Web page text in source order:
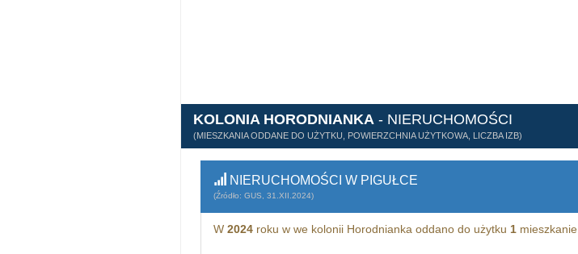
KOLONIA HORODNIANKA - NIERUCHOMOŚCI
(MIESZKANIA ODDANE DO UŻYTKU, POWIERZCHNIA UŻYTKOWA, LICZBA IZB)
NIERUCHOMOŚCI W PIGUŁCE
(Źródło: GUS, 31.XII.2024)
W 2024roku w we kolonii Horodnianka oddano do użytku 1mieszkanie.